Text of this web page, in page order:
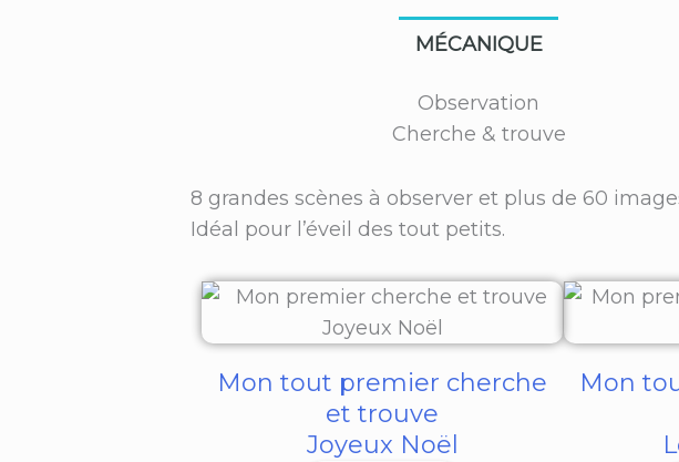
MÉCANIQUE
Observation
Cherche & trouve
8 grandes scènes à observer et plus de 60
Idéal pour l’éveil des tout petits.
Mon tout premier cherche
et trouve
Joyeux Noël
Mon